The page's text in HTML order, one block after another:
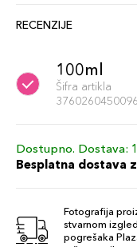
RECENZIJE
100ml
Šifra artikla
3760260450096
Dostupno. Dostava:
Besplatna dostava
Fotografija
stvarnom
pogrešaka